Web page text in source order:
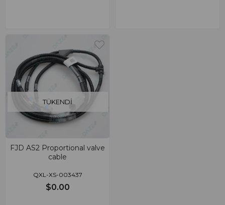
TÜKENDI
FJD AS2 Proportional valve
cable
QXL-XS-003437
$0.00